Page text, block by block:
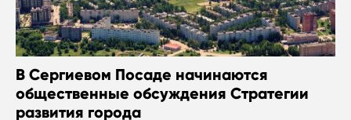
В Сергиевом Посаде начинаются
общественные обсуждения Стратегии
развития города